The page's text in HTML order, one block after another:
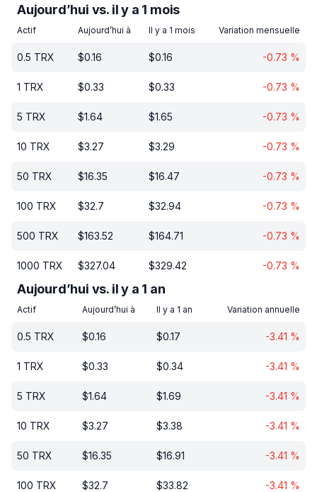
Aujourd’hui vs. il y a 1 mois
Actif Aujourd’hui à Il y a 1 mois Variation mensuelle
0.5 TRX $0.16 $0.16 -0.73 %
1 TRX $0.33 $0.33 -0.73 %
5 TRX $1.64 $1.65 -0.73 %
10 TRX $3.27 $3.29 -0.73 %
50 TRX $16.35 $16.47 -0.73 %
100 TRX $32.7 $32.94 -0.73 %
500 TRX $163.52 $164.71 -0.73 %
1000 TRX $327.04 $329.42 -0.73 %
Aujourd’hui vs. il y a 1 an
Actif Aujourd’hui à Il y a 1 an Variation annuelle
0.5 TRX $0.16 $0.17 -3.41 %
1 TRX $0.33 $0.34 -3.41 %
5 TRX $1.64 $1.69 -3.41 %
10 TRX $3.27 $3.38 -3.41 %
50 TRX $16.35 $16.91 -3.41 %
100 TRX $32.7 $33.82 -3.41 %